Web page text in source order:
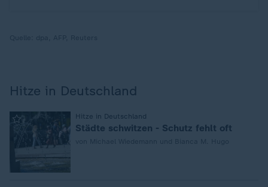
Hitze in Deutschland
Hitze in Deutschland
Städte schwitzen - Schutz fehlt oft